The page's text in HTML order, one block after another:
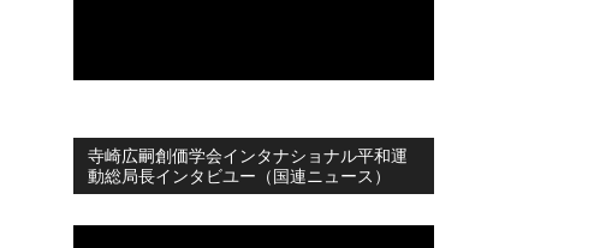
寺崎広嗣創価学会インタナショナル平和運
動総局長インタビユー（国連ニュース）